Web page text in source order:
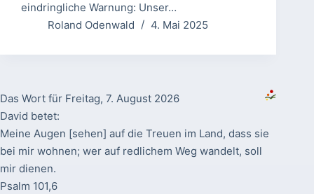
eindringliche Warnung: Unser…
Roland Odenwald
4. Mai 2025
Das Wort für Freitag, 7. August 2026
David betet:
Meine Augen [sehen] auf die Treuen im Land, dass sie
bei mir wohnen; wer auf redlichem Weg wandelt, soll
mir dienen.
Psalm 101,6